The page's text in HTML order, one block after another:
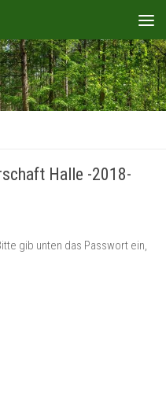
Halle -2018-
gib unten das Passwort ein,